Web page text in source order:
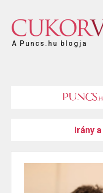
A Puncs.hu blogja
Irány a